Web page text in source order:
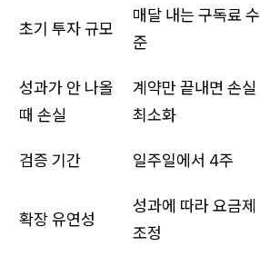
초기 투자 규모
매달 내는 구독료 수
준
성과가 안 나올
때 손실
계약만 끝내면 손실
최소화
검증 기간 일주일에서 4주
확장 유연성
성과에 따라 요금제
조정